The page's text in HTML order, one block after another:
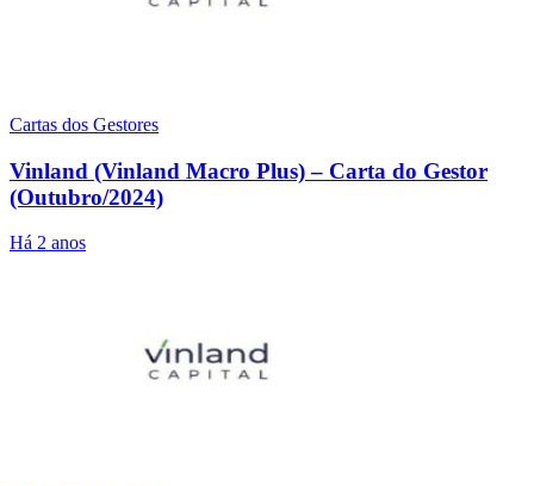
Cartas dos Gestores
Vinland (Vinland Macro Plus) – Carta do Gestor
(Outubro/2024)
Há 2 anos